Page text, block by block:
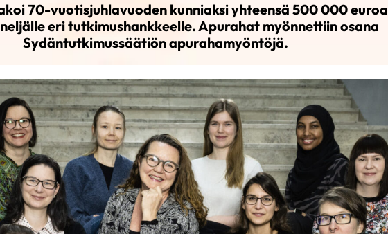
70-vuotisjuhlavuoden kunniaksi yhteensä 500 000 euroa
eri tutkimushankkeelle. Apurahat myönnettiin osana
Sydäntutkimussäätiön apurahamyöntöjä.